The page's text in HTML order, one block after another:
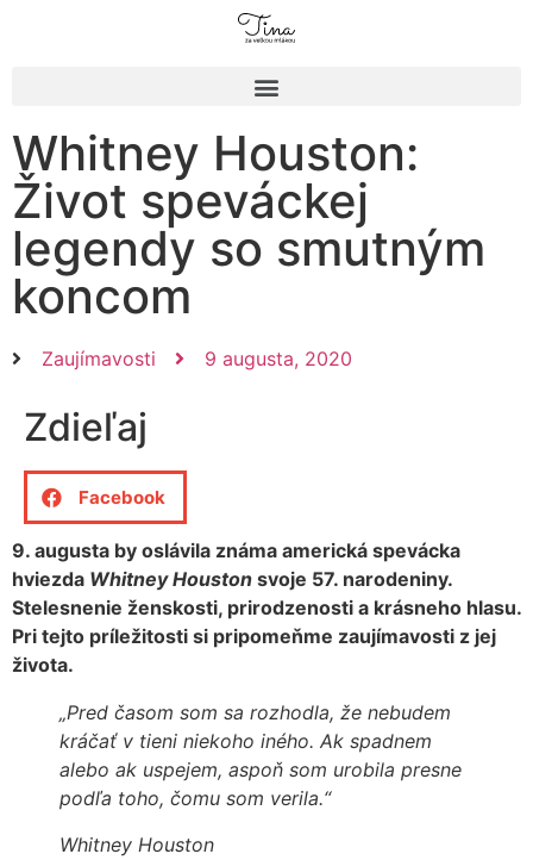
Whitney Houston:
Život speváckej
legendy so smutným
koncom
Zaujímavosti 9 augusta, 2020
Zdieľaj
Facebook
9. augusta by oslávila známa americká spevácka
hviezda Whitney Houston svoje 57. narodeniny.
Stelesnenie ženskosti, prirodzenosti a krásneho hlasu.
Pri tejto príležitosti si pripomeňme zaujímavosti z jej
života.
„Pred časom som sa rozhodla, že nebudem
kráčať v tieni niekoho iného. Ak spadnem
alebo ak uspejem, aspoň som urobila presne
podľa toho, čomu som verila.“
Whitney Houston